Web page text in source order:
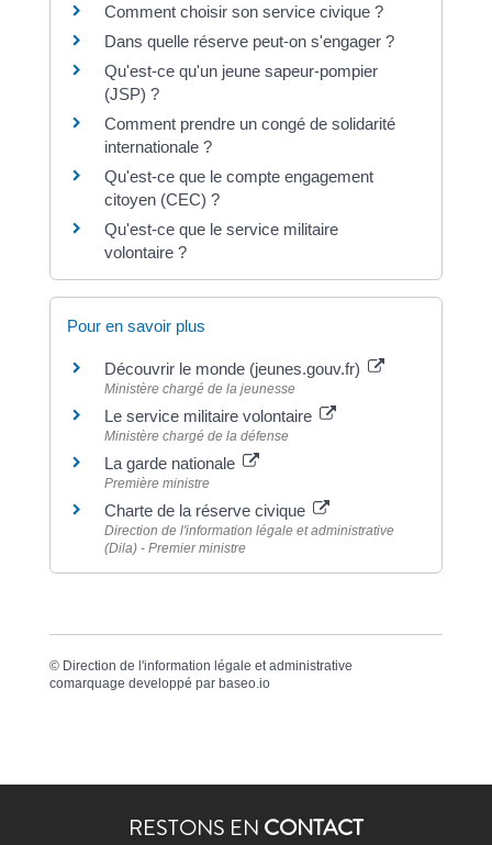
Comment choisir son service civique ?
Dans quelle réserve peut-on s'engager ?
Qu'est-ce qu'un jeune sapeur-pompier
(JSP) ?
Comment prendre un congé de solidarité
internationale ?
Qu'est-ce que le compte engagement
citoyen (CEC) ?
Qu'est-ce que le service militaire
volontaire ?
Pour en savoir plus
Découvrir le monde (jeunes.gouv.fr)
Ministère chargé de la jeunesse
Le service militaire volontaire
Ministère chargé de la défense
La garde nationale
Première ministre
Charte de la réserve civique
Direction de l'information légale et administrative
(Dila) - Premier ministre
© Direction de l'information légale et administrative
comarquage developpé par baseo.io
RESTONS EN CONTACT